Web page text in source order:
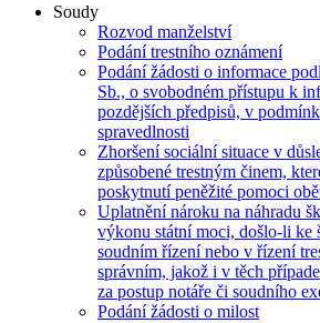
Soudy
Rozvod manželství
Podání trestního oznámení
Podání žádosti o informace
Sb., o svobodném přístupu k
pozdějších předpisů, v
spravedlnosti
Zhoršení sociální situace v
způsobené trestným činem,
poskytnutí peněžité pomoci
Uplatnění nároku na náhradu
výkonu státní moci, došlo-li ke
soudním řízení nebo v řízení
správním, jakož i v těch
za postup notáře či soudního
Podání žádosti o milost